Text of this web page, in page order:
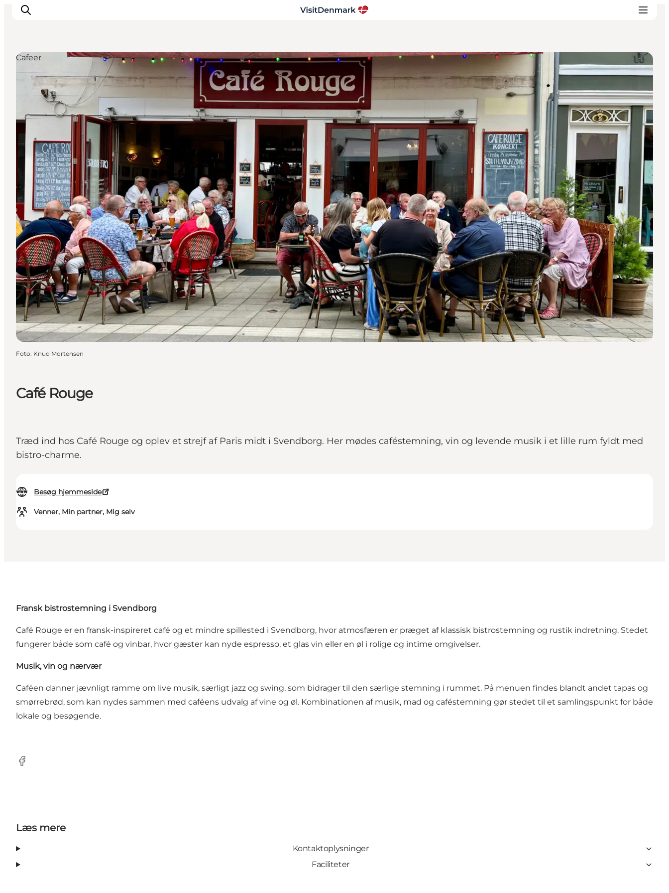
Inspiration
Destinationer
Oplevelser
Overnatning
Planlæg ferien
Café Rouge
Træd ind hos Café Rouge og oplev et strejf af Paris midt i Svendborg. Her mødes caféstemning, vin og levende musik i et lille rum fyldt med
bistro-charme.
Besøg hjemmeside
Venner, Min partner, Mig selv
Cafeer
Foto: Knud Mortensen
Fransk bistrostemning i Svendborg
Café Rouge er en fransk-inspireret café og et mindre spillested i Svendborg, hvor atmosfæren er præget af klassisk bistrostemning og rustik indretning. Stedet
fungerer både som café og vinbar, hvor gæster kan nyde espresso, et glas vin eller en øl i rolige og intime omgivelser.
Musik, vin og nærvær
Caféen danner jævnligt ramme om live musik, særligt jazz og swing, som bidrager til den særlige stemning i rummet. På menuen findes blandt andet tapas og
smørrebrød, som kan nydes sammen med caféens udvalg af vine og øl. Kombinationen af musik, mad og caféstemning gør stedet til et samlingspunkt for både
lokale og besøgende.
Facebook
Læs mere
Kontaktoplysninger
Faciliteter